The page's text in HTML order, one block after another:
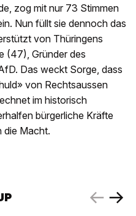
zog mit nur 73 Stimmen
Nun füllt sie dennoch das
von Thüringens
(47), Gründer des
Das weckt Sorge, dass
von Rechtsaussen
im historisch
bürgerliche Kräfte
die Macht.